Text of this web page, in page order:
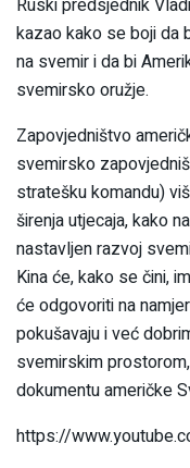
Ruski predsjednik
kazao kako se boji da
na svemir i da bi
svemirsko oružje.
Zapovjedništvo
svemirsko
stratešku komandu)
širenja utjecaja, kako
nastavljen razvoj
Kina će, kako se čini,
će odgovoriti na
pokušavaju i već
svemirskim
dokumentu američke
https://